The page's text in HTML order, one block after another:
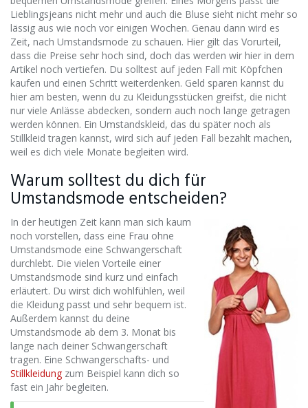
Lieblingsjeans nicht mehr und auch die Bluse sieht nicht mehr so
lässig aus wie noch vor einigen Wochen. Genau dann wird es
Zeit, nach Umstandsmode zu schauen. Hier gilt das Vorurteil,
dass die Preise sehr hoch sind, doch das werden wir hier in dem
Artikel noch vertiefen. Du solltest auf jeden Fall mit Köpfchen
kaufen und einen Schritt weiterdenken. Geld sparen kannst du
hier am besten, wenn du zu Kleidungsstücken greifst, die nicht
nur viele Anlässe abdecken, sondern auch noch lange getragen
werden können. Ein Umstandskleid, das du später noch als
Stillkleid tragen kannst, wird sich auf jeden Fall bezahlt machen,
weil es dich viele Monate begleiten wird.
Warum solltest du dich für
Umstandsmode entscheiden?
In der heutigen Zeit kann man sich kaum
noch vorstellen, dass eine Frau ohne
Umstandsmode eine Schwangerschaft
durchlebt. Die vielen Vorteile einer
Umstandsmode sind kurz und einfach
erläutert. Du wirst dich wohlfühlen, weil
die Kleidung passt und sehr bequem ist.
Außerdem kannst du deine
Umstandsmode ab dem 3. Monat bis
lange nach deiner Schwangerschaft
tragen. Eine Schwangerschafts- und
Stillkleidung zum Beispiel kann dich so
fast ein Jahr begleiten.